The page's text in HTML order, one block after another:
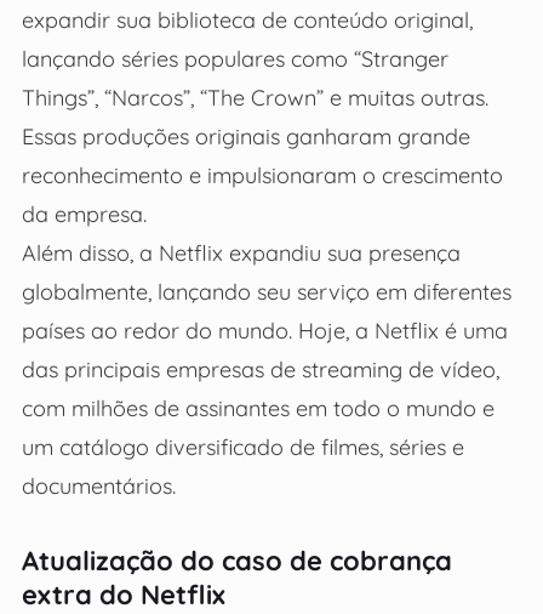
expandir sua biblioteca de conteúdo original,
lançando séries populares como “Stranger
Things”, “Narcos”, “The Crown” e muitas outras.
Essas produções originais ganharam grande
reconhecimento e impulsionaram o crescimento
da empresa.
Além disso, a Netflix expandiu sua presença
globalmente, lançando seu serviço em diferentes
países ao redor do mundo. Hoje, a Netflix é uma
das principais empresas de streaming de vídeo,
com milhões de assinantes em todo o mundo e
um catálogo diversificado de filmes, séries e
documentários.
Atualização do caso de cobrança
extra do Netflix